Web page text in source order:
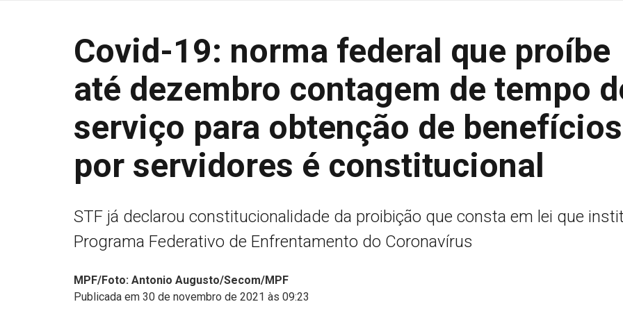
Covid-19: norma federal que proíbe
até dezembro contagem de tempo
serviço para obtenção de benefícios
por servidores é constitucional
STF já declarou constitucionalidade da proibição que consta em lei que
Programa Federativo de Enfrentamento do Coronavírus
MPF/Foto: Antonio Augusto/Secom/MPF
Publicada em 30 de novembro de 2021 às 09:23